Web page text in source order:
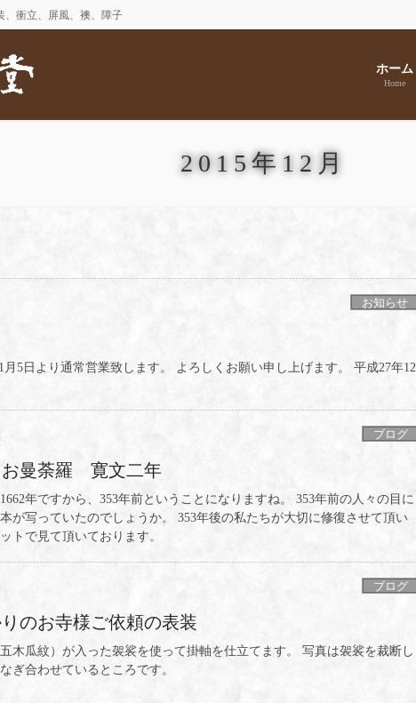
衝立、屏風、襖、障子
ホーム
Home
2015年12月
お知らせ
5日より通常営業致します。 よろしくお願い申し上げます。 平成27年12
ブログ
曼荼羅 寛文二年
年ですから、353年前ということになりますね。 353年前の人々の目に
が写っていたのでしょうか。 353年後の私たちが大切に修復させて頂い
トで見て頂いております。
ブログ
のお寺様ご依頼の表装
木瓜紋）が入った袈裟を使って掛軸を仕立てます。 写真は袈裟を裁断し
ぎ合わせているところです。